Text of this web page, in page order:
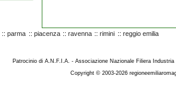
:: parma :: piacenza :: ravenna :: rimini :: reggio emilia
Patrocinio di A.N.F.I.A. - Associazione Nazionale Filiera
Copyright © 2003-2026